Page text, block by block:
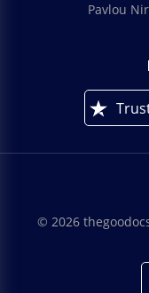
Pavlou
© 2026